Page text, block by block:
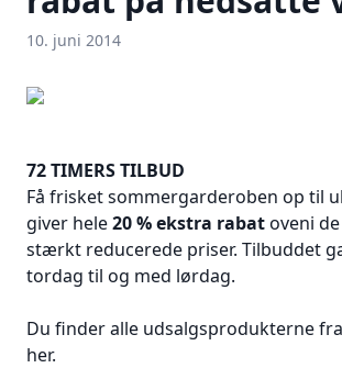
10. juni 2014
72 TIMERS TILBUD
Få frisket sommergarderoben op til
giver hele20 % ekstra rabatoveni
stærkt reducerede priser. Tilbuddet
tordag til og med lørdag.
Du finder alle udsalgsprodukterne
her.